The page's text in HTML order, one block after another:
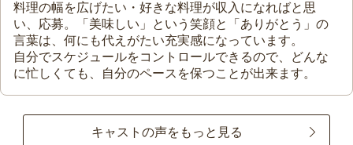
料理の幅を広げたい・好きな料理が収入になればと思
い、応募。「美味しい」という笑顔と「ありがとう」の
言葉は、何にも代えがたい充実感になっています。
自分でスケジュールをコントロールできるので、どんな
に忙しくても、自分のペースを保つことが出来ます。
キャストの声をもっと見る